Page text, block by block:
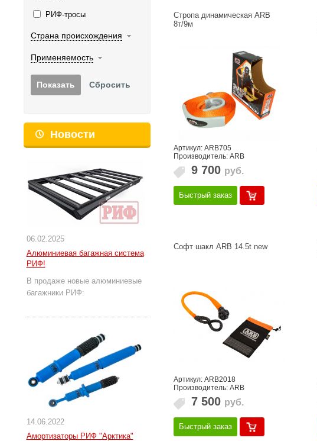
РИФ-тросы
Страна происхождения
Применяемость
Новости
06.02.2025
Алюминиевая багажная система
РИФ!
В продаже новые алюминиевые
багажники РИФ:
14.06.2022
Амортизаторы РИФ "Арктика"
Стропа динамическая ARB
8т/9м
Артикул: ARB705
Производитель: ARB
9 700 руб.
Быстрый заказ
Софт шакл ARB 14.5t new
Артикул: ARB2018
Производитель: ARB
7 500 руб.
Быстрый заказ